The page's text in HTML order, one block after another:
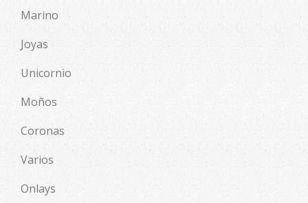
Marino
Joyas
Unicornio
Moños
Coronas
Varios
Onlays